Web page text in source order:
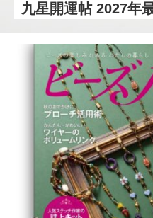
九星開運帖 2027年